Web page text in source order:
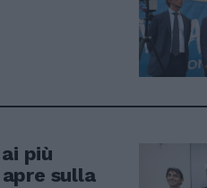
più
sulla